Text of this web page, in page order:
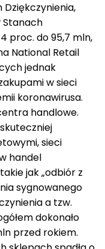
Stanach
proc. do 95,7 mln,
National Retail
jednak
w sieci
koronawirusa.
handlowe.
sieci
handel
jak „odbiór z
sygnowanego
a tzw.
dokonało
przed rokiem.